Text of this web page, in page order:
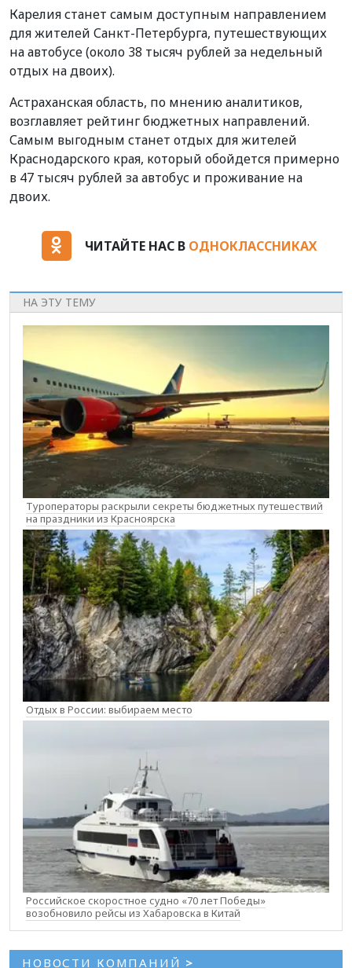
Карелия станет самым доступным направлением
для жителей Санкт-Петербурга, путешествующих
на автобусе (около 38 тысяч рублей за недельный
отдых на двоих).
Астраханская область, по мнению аналитиков,
возглавляет рейтинг бюджетных направлений.
Самым выгодным станет отдых для жителей
Краснодарского края, который обойдется примерно
в 47 тысяч рублей за автобус и проживание на
двоих.
ЧИТАЙТЕ НАС В ОДНОКЛАССНИКАХ
НА ЭТУ ТЕМУ
Туроператоры раскрыли секреты бюджетных путешествий
на праздники из Красноярска
Отдых в России: выбираем место
Российское скоростное судно «70 лет Победы»
возобновило рейсы из Хабаровска в Китай
НОВОСТИ КОМПАНИЙ >